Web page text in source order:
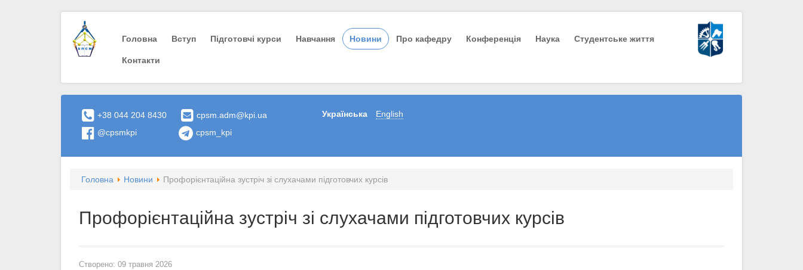
Головна Вступ Пiдготовчi курси Навчання Новини Про кафедру Конференція Наука Студентське життя
Контакти
+38 044 204 8430
cpsm.adm@kpi.ua
@cpsmkpi
cpsm_kpi
Українська English
Головна Новини Профорієнтаційна зустріч зі слухачами підготовчих курсів
Профорієнтаційна зустріч зі слухачами підготовчих курсів
Створено: 09 травня 2026